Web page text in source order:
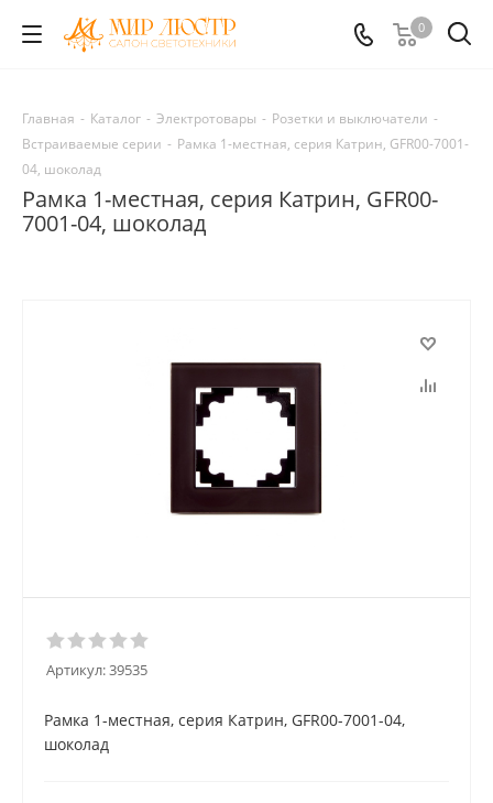
0
Главная - Каталог - Электротовары - Розетки и выключатели -
Встраиваемые серии - Рамка 1-местная, серия Катрин, GFR00-7001-
04, шоколад
Рамка 1-местная, серия Катрин, GFR00-
7001-04, шоколад
Артикул:39535
Рамка 1-местная, серия Катрин, GFR00-7001-04,
шоколад